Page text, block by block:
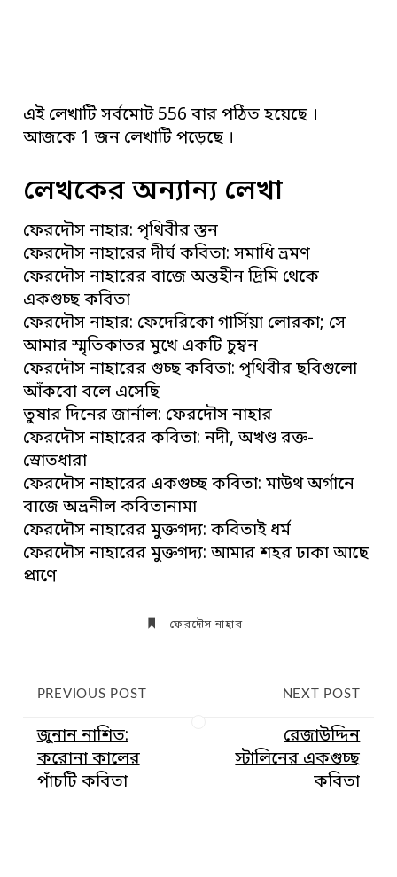
এই লেখাটি সর্বমোট 556 বার পঠিত হয়েছে ।
আজকে 1 জন লেখাটি পড়েছে ।
লেখকের অন্যান্য লেখা
ফেরদৌস নাহার: পৃথিবীর স্তন
ফেরদৌস নাহারের দীর্ঘ কবিতা: সমাধি ভ্রমণ
ফেরদৌস নাহারের বাজে অন্তহীন দ্রিমি থেকে
একগুচ্ছ কবিতা
ফেরদৌস নাহার: ফেদেরিকো গার্সিয়া লোরকা; সে
আমার স্মৃতিকাতর মুখে একটি চুম্বন
ফেরদৌস নাহারের গুচ্ছ কবিতা: পৃথিবীর ছবিগুলো
আঁকবো বলে এসেছি
তুষার দিনের জার্নাল: ফেরদৌস নাহার
ফেরদৌস নাহারের কবিতা: নদী, অখণ্ড রক্ত-
স্রোতধারা
ফেরদৌস নাহারের একগুচ্ছ কবিতা: মাউথ অর্গানে
বাজে অভ্রনীল কবিতানামা
ফেরদৌস নাহারের মুক্তগদ্য: কবিতাই ধর্ম
ফেরদৌস নাহারের মুক্তগদ্য: আমার শহর ঢাকা আছে
প্রাণে
ফেরদৌস নাহার
PREVIOUS POST
জুনান নাশিত:
করোনা কালের
পাঁচটি কবিতা
NEXT POST
রেজাউদ্দিন
স্টালিনের একগুচ্ছ
কবিতা